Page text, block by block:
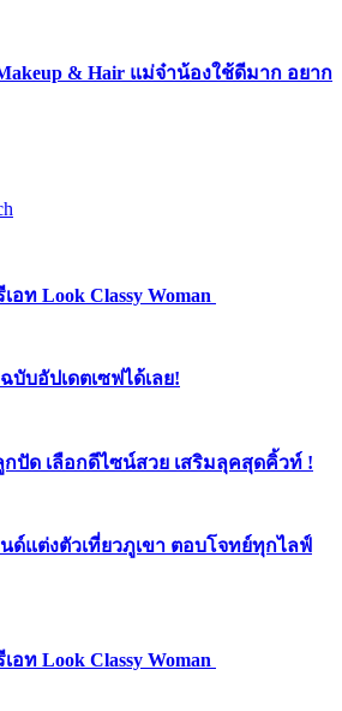
Makeup & Hair แม่จ๋าน้องใช้ดีมาก อยาก
อท Look Classy Woman
บับอัปเดตเซฟได้เลย!
กปัด เลือกดีไซน์สวย เสริมลุคสุดคิ้วท์ !
นด์แต่งตัวเที่ยวภูเขา ตอบโจทย์ทุกไลฟ์
อท Look Classy Woman